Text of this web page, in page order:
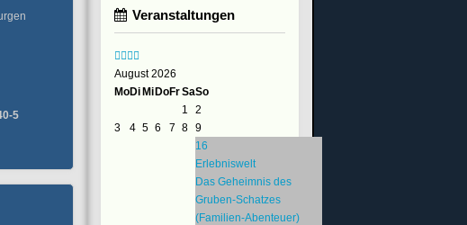
5
Veranstaltungen
August 2026
MoDiMiDoFrSaSo
1
2
3
4 5 6 7 8 9
16
Erlebniswelt
Das Geheimnis des
Gruben-Schatzes
(Familien-Abenteuer)